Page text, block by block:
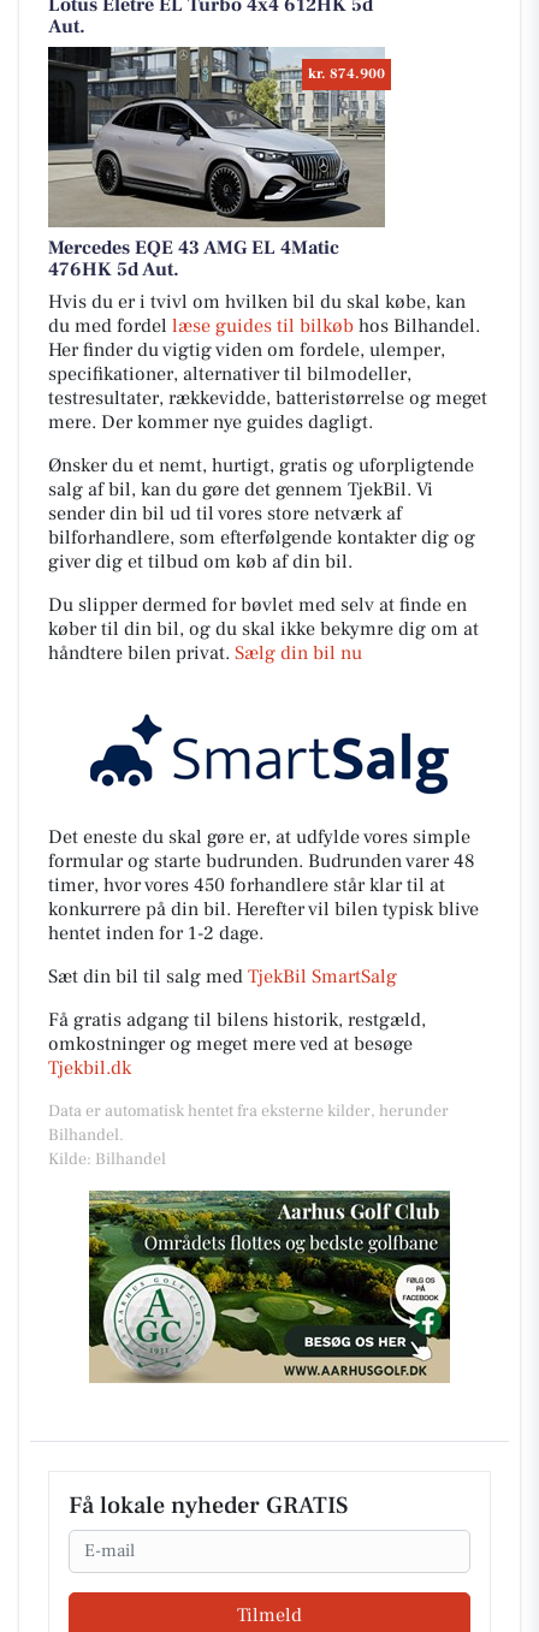
Aut.
kr. 874.900
Mercedes EQE 43 AMG EL 4Matic
476HK 5d Aut.
Hvis du er i tvivl om hvilken bil du skal købe, kan
du med fordel læse guides til bilkøb hos Bilhandel.
Her finder du vigtig viden om fordele, ulemper,
specifikationer, alternativer til bilmodeller,
testresultater, rækkevidde, batteristørrelse og meget
mere. Der kommer nye guides dagligt.
Ønsker du et nemt, hurtigt, gratis og uforpligtende
salg af bil, kan du gøre det gennem TjekBil. Vi
sender din bil ud til vores store netværk af
bilforhandlere, som efterfølgende kontakter dig og
giver dig et tilbud om køb af din bil.
Du slipper dermed for bøvlet med selv at finde en
køber til din bil, og du skal ikke bekymre dig om at
håndtere bilen privat. Sælg din bil nu
Det eneste du skal gøre er, at udfylde vores simple
formular og starte budrunden. Budrunden varer 48
timer, hvor vores 450 forhandlere står klar til at
konkurrere på din bil. Herefter vil bilen typisk blive
hentet inden for 1-2 dage.
Sæt din bil til salg med TjekBil SmartSalg
Få gratis adgang til bilens historik, restgæld,
omkostninger og meget mere ved at besøge
Tjekbil.dk
Data er automatisk hentet fra eksterne kilder, herunder
Bilhandel.
Kilde: Bilhandel
Få lokale nyheder GRATIS
Email
Tilmeld